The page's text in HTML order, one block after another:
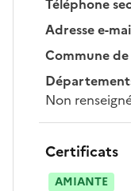
Adresse e-
Commune
Non
Certificats
AMIANTE